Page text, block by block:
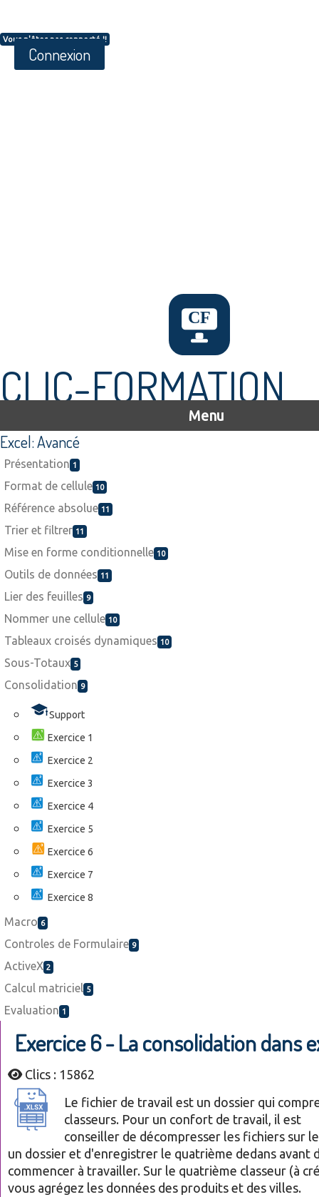
Vous n'êtes pas connecté !!
Connexion
CLIC-FORMATION
Menu
Excel: Avancé
Présentation 1
Format de cellule 10
Référence absolue 11
Trier et filtrer 11
Mise en forme conditionnelle 10
Outils de données 11
Lier des feuilles 9
Nommer une cellule 10
Tableaux croisés dynamiques 10
Sous-Totaux 5
Consolidation 9
Support
Exercice 1
Exercice 2
Exercice 3
Exercice 4
Exercice 5
Exercice 6
Exercice 7
Exercice 8
Macro 6
Controles de Formulaire 9
ActiveX 2
Calcul matriciel 5
Evaluation 1
Exercice 6 - La consolidation dans
Clics : 15862
Le fichier de travail est un dossier qui
classeurs. Pour un confort de travail, il est
conseiller de décompresser les fichiers sur
un dossier et d'enregistrer le quatrième dedans avant
commencer à travailler. Sur le quatrième classeur (à
vous agrégez les données des produits et des villes.